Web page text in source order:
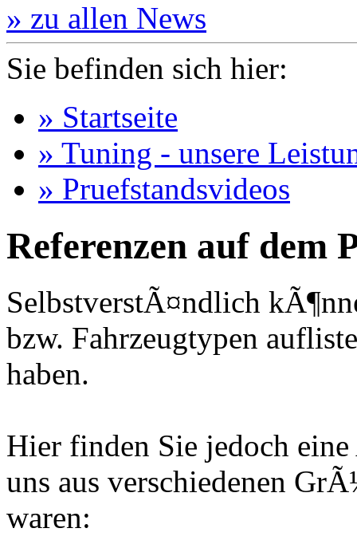
» zu allen News
Sie befinden sich hier:
» Startseite
» Tuning - unsere
» Pruefstandsvideos
Referenzen auf dem
SelbstverstÃ¤ndlich
bzw. Fahrzeugtypen
haben.
Hier finden Sie jedoch
uns aus verschiedenen
waren: